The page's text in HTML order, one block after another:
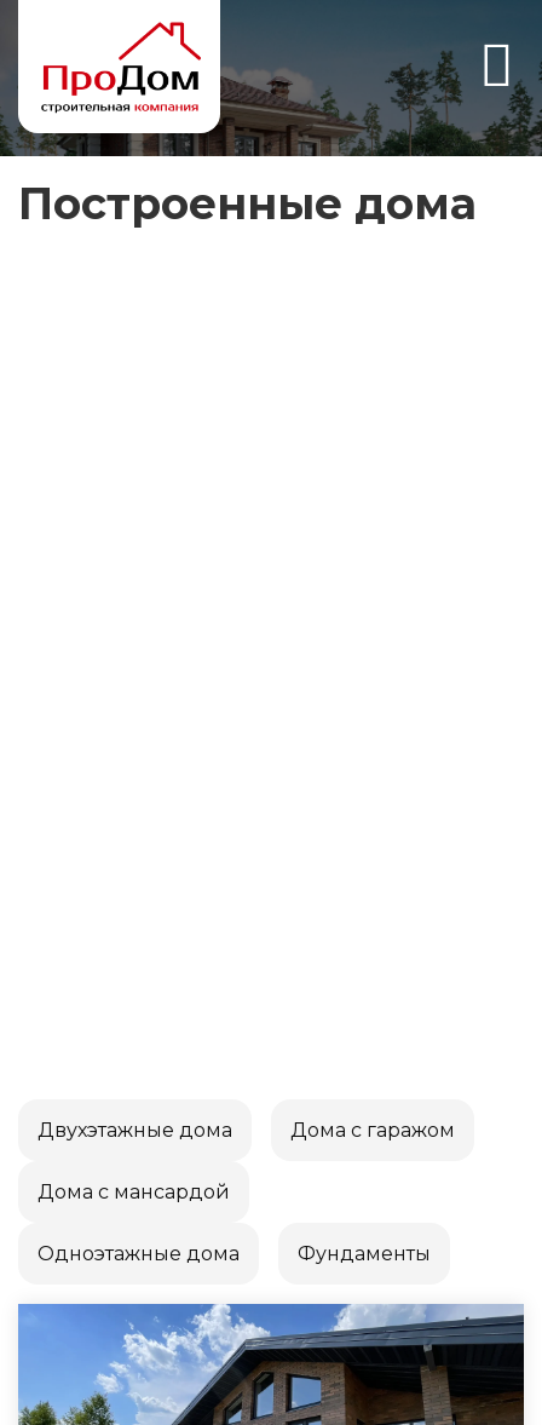
Построенные дома
Двухэтажные дома Дома с гаражом
Дома с мансардой
Одноэтажные дома Фундаменты